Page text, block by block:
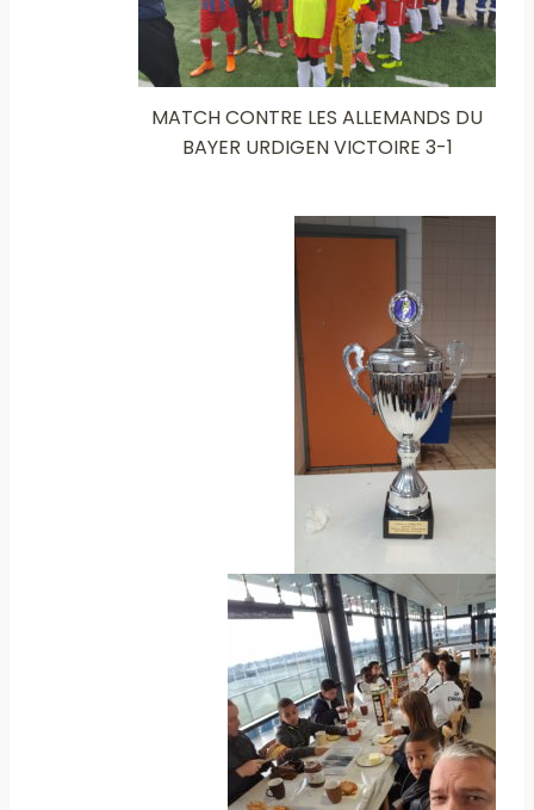
MATCH CONTRE LES ALLEMANDS DU
BAYER URDIGEN VICTOIRE 3-1